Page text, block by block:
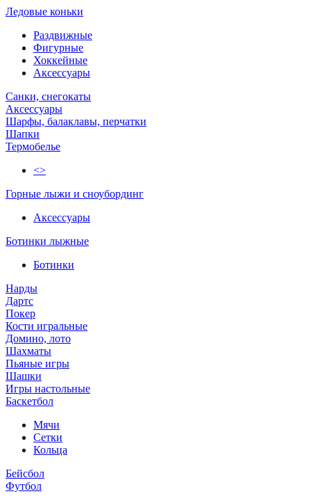
Ледовые коньки
Раздвижные
Фигурные
Хоккейные
Аксессуары
Санки, снегокаты
Аксессуары
Шарфы, балаклавы, перчатки
Шапки
Термобелье
<>
Горные лыжи и сноубординг
Аксессуары
Ботинки лыжные
Ботинки
Нарды
Дартс
Покер
Кости игральные
Домино, лото
Шахматы
Пьяные игры
Шашки
Игры настольные
Баскетбол
Мячи
Сетки
Кольца
Бейсбол
Футбол